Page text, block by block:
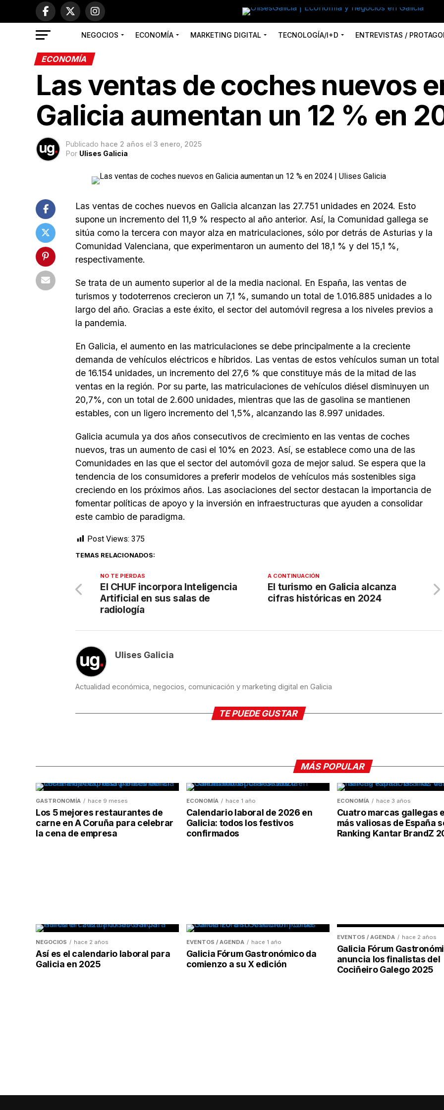
NEGOCIOS ECONOMÍA MARKETING DIGITAL TECNOLOGÍA/I+D ENTREVISTAS /
ECONOMÍA
Las ventas de coches nuevos
Galicia aumentan un 12 % en
Publicado hace 2 años el 3 enero, 2025
Por Ulises Galicia
Las ventas de coches nuevos en Galicia alcanzan las 27.751 unidades en 2024. Esto
supone un incremento del 11,9 % respecto al año anterior. Así, la Comunidad gallega se
sitúa como la tercera con mayor alza en matriculaciones, sólo por detrás de Asturias y la
Comunidad Valenciana, que experimentaron un aumento del 18,1 % y del 15,1 %,
respectivamente.
Se trata de un aumento superior al de la media nacional. En España, las ventas de
turismos y todoterrenos crecieron un 7,1 %, sumando un total de 1.016.885 unidades a lo
largo del año. Gracias a este éxito, el sector del automóvil regresa a los niveles previos a
la pandemia.
En Galicia, el aumento en las matriculaciones se debe principalmente a la creciente
demanda de vehículos eléctricos e híbridos. Las ventas de estos vehículos suman un total
de 16.154 unidades, un incremento del 27,6 % que constituye más de la mitad de las
ventas en la región. Por su parte, las matriculaciones de vehículos diésel disminuyen un
20,7%, con un total de 2.600 unidades, mientras que las de gasolina se mantienen
estables, con un ligero incremento del 1,5%, alcanzando las 8.997 unidades.
Galicia acumula ya dos años consecutivos de crecimiento en las ventas de coches
nuevos, tras un aumento de casi el 10% en 2023. Así, se establece como una de las
Comunidades en las que el sector del automóvil goza de mejor salud. Se espera que la
tendencia de los consumidores a preferir modelos de vehículos más sostenibles siga
creciendo en los próximos años. Las asociaciones del sector destacan la importancia de
fomentar políticas de apoyo y la inversión en infraestructuras que ayuden a consolidar
este cambio de paradigma.
Post Views: 375
TEMAS RELACIONADOS:
A CONTINUACIÓN
El turismo en Galicia alcanza
cifras históricas en 2024
NO TE PIERDAS
El CHUF incorpora Inteligencia
Artificial en sus salas de
radiología
Ulises Galicia
Actualidad económica, negocios, comunicación y marketing digital en Galicia
TE PUEDE GUSTAR
MÁS POPULAR
GASTRONOMÍA hace 9 meses
Los 5 mejores restaurantes de
carne en A Coruña para celebrar
la cena de empresa
ECONOMÍA hace 1 año
Calendario laboral de 2026 en
Galicia: todos los festivos
confirmados
ECONOMÍA hace 3 años
Cuatro marcas gallegas
más valiosas de España
Ranking Kantar BrandZ
NEGOCIOS hace 2 años
Así es el calendario laboral para
Galicia en 2025
EVENTOS / AGENDA hace 1 año
Galicia Fórum Gastronómico da
comienzo a su X edición
EVENTOS / AGENDA hace 2 años
Galicia Fórum
anuncia los finalistas del
Cociñeiro Galego 2025